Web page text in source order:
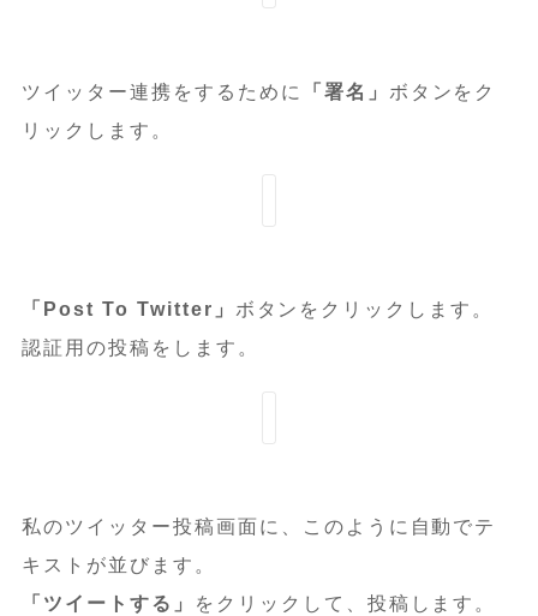
ツイッター連携をするために 「署名」 ボタンをク
リックします。
「Post To Twitter」 ボタンをクリックします。
認証用の投稿をします。
私のツイッター投稿画面に、このように自動でテ
キストが並びます。
「ツイートする」
をクリックして、投稿します。